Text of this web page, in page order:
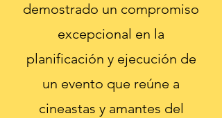
demostrado un compromiso
excepcional en la
planificación y ejecución de
un evento que reúne a
cineastas y amantes del